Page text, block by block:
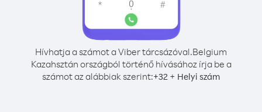
Hívhatja a számot a Viber tárcsázóval.Belgium
Kazahsztán országból történő hívásához írja be a
számot az alábbiak szerint:+32 + Helyi szám